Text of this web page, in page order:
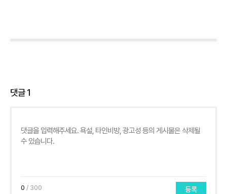
댓글1
0 / 300 등록